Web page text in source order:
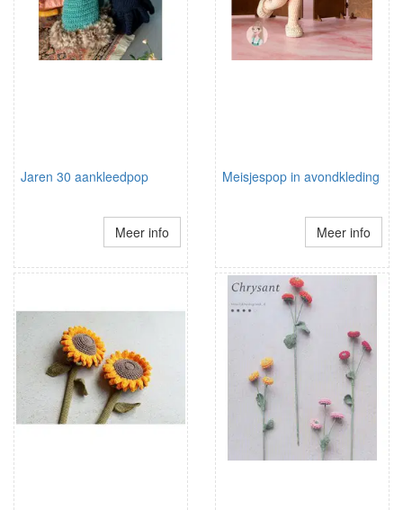
Jaren 30 aankleedpop
Meer info
Meisjespop in avondkleding
Meer info